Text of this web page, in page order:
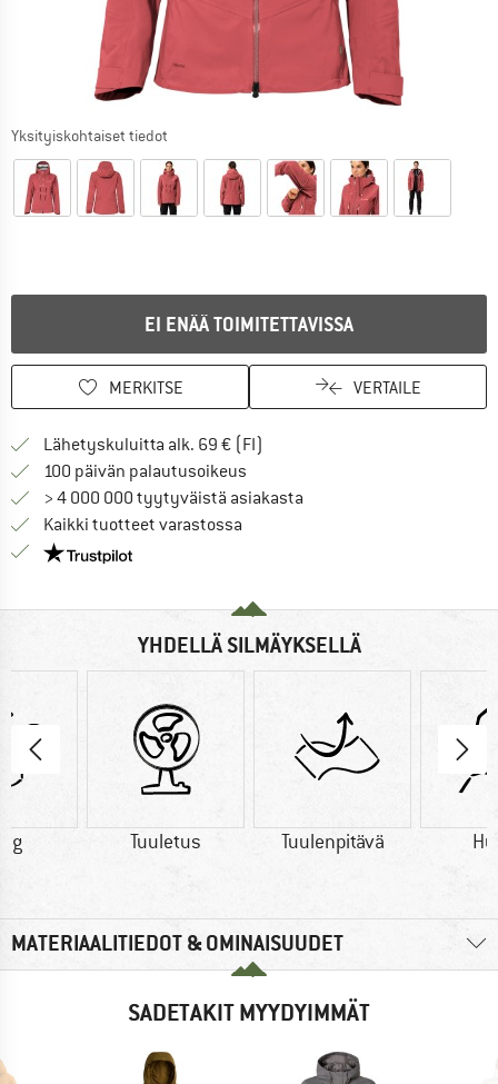
Yksityiskohtaiset tiedot
EI ENÄÄ TOIMITETTAVISSA
MERKITSE VERTAILE
Lähetyskuluitta alk. 69 € (FI)
100 päivän palautusoikeus
> 4 000 000 tyytyväistä asiakasta
Kaikki tuotteet varastossa
Meillä on Trustpilot -sertifiointi - lue lisää tästä!
YHDELLÄ SILMÄYKSELLÄ
g Tuuletus Tuulenpitävä
MATERIAALITIEDOT & OMINAISUUDET
SADETAKIT MYYDYIMMÄT